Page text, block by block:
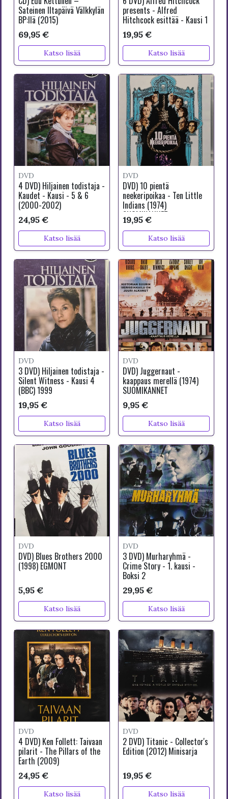
Sateinen Iltapäivä Välkkylän
BP:llä (2015)
69,95 €
Katso lisää
presents - Alfred
Hitchcock esittää - Kausi 1
19,95 €
Katso lisää
DVD
4 DVD) Hiljainen todistaja -
Kaudet - Kausi - 5 & 6
(2000-2002)
24,95 €
Katso lisää
DVD
DVD) 10 pientä
neekeripoikaa - Ten Little
Indians (1974)
SUOMIKANNET
19,95 €
Katso lisää
DVD
3 DVD) Hiljainen todistaja -
Silent Witness - Kausi 4
(BBC) 1999
19,95 €
Katso lisää
DVD
DVD) Juggernaut -
kaappaus merellä (1974)
SUOMIKANNET
9,95 €
Katso lisää
DVD
DVD) Blues Brothers 2000
(1998) EGMONT
5,95 €
Katso lisää
DVD
3 DVD) Murharyhmä -
Crime Story - 1. kausi -
Boksi 2
29,95 €
Katso lisää
DVD
4 DVD) Ken Follett: Taivaan
pilarit - The Pillars of the
Earth (2009)
24,95 €
Katso lisää
DVD
2 DVD) Titanic - Collector's
Edition (2012) Minisarja
19,95 €
Katso lisää